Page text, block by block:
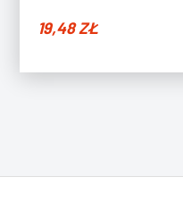
19,48ZŁ